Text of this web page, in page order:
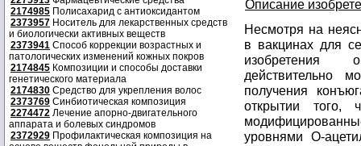
2174985 Полисахарид с антиоксидантом
2373957 Носитель для лекарственных средств
и биологически активных веществ
2373941 Способ коррекции возрастных и
патологических изменений кожных покров
2174845 Композиции и способы доставки
генетического материала
2174830 Средство для укрепления волос
2373769 Синбиотическая композиция
2274472 Лечение апорно-двигательного
аппарата и болевых синдромов
2372929 Профилактическая композиция на
Описание
Несмотря на
в вакцинах для
изобретения
действительно
получения
открытии того,
уровнями O-